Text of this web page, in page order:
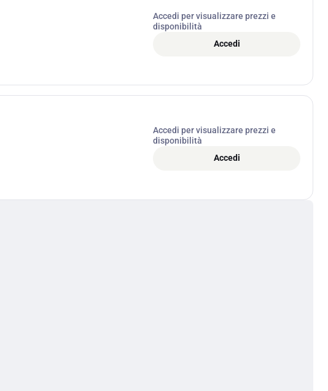
Accedi per visualizzare prezzi e
disponibilità
Accedi
Accedi per visualizzare prezzi e
disponibilità
Accedi